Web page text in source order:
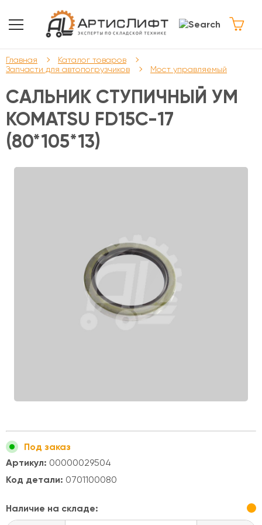
Главная
Каталог товаров
Запчасти для автопогрузчиков
Мост управляемый
САЛЬНИК СТУПИЧНЫЙ УМ
KOMATSU FD15C-17
(80*105*13)
Под заказ
Артикул: 00000029504
Код детали: 0701100080
Наличие на складе: